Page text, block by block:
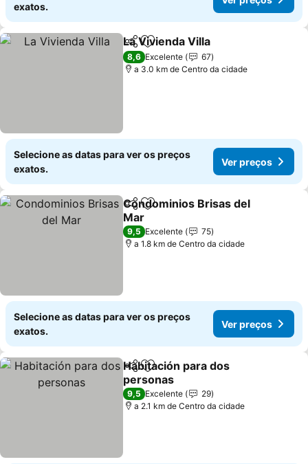
exatos.
PartilharAdicionar aos favoritos
La Vivienda Villa
8,6 Excelente
67
a 3.0 km de Centro da cidade
Selecione as datas para ver os preços
exatos.
Ver preços
PartilharAdicionar aos favoritos
Condominios Brisas del
Mar
Ver preços
9,5 Excelente
75
a 1.8 km de Centro da cidade
Selecione as datas para ver os preços
exatos.
Ver preços
PartilharAdicionar aos favoritos
Habitación para dos
personas
Ver preços
9,5 Excelente
29
a 2.1 km de Centro da cidade